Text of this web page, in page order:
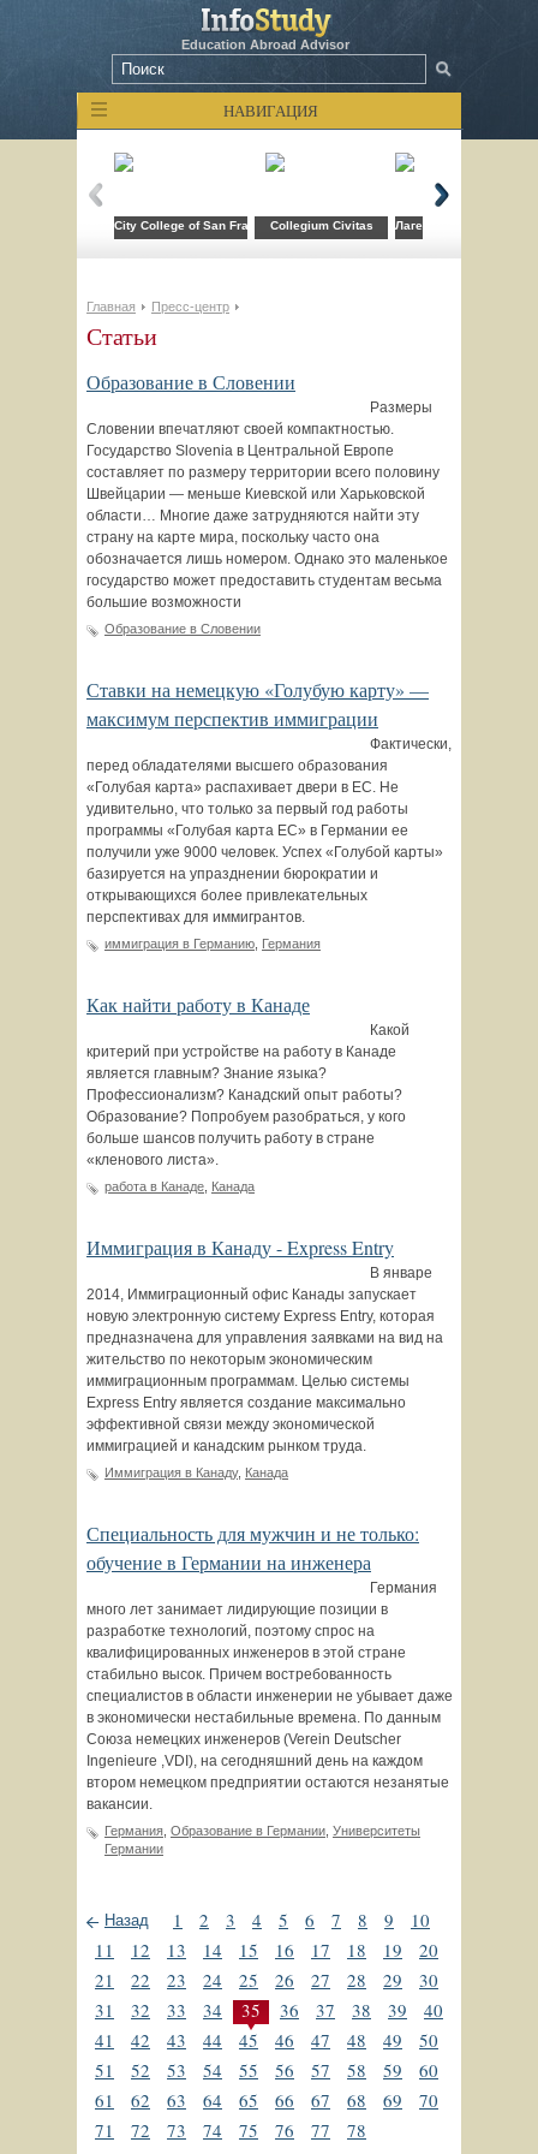
Education Abroad Advisor
НАВИГАЦИЯ
City College of San FranciscoCollegium Civitas Лагерь компьютерных
Главная Пресс-центр
Статьи
Образование в Словении
Размеры
Словении впечатляют своей компактностью.
Государство Slovenia в Центральной Европе
составляет по размеру территории всего половину
Швейцарии — меньше Киевской или Харьковской
области… Многие даже затрудняются найти эту
страну на карте мира, поскольку часто она
обозначается лишь номером. Однако это маленькое
государство может предоставить студентам весьма
большие возможности
Образование в Словении
Ставки на немецкую «Голубую карту» —
максимум перспектив иммиграции
Фактически,
перед обладателями высшего образования
«Голубая карта» распахивает двери в ЕС. Не
удивительно, что только за первый год работы
программы «Голубая карта ЕС» в Германии ее
получили уже 9000 человек. Успех «Голубой карты»
базируется на упразднении бюрократии и
открывающихся более привлекательных
перспективах для иммигрантов.
иммиграция в Германию Германия
Как найти работу в Канаде
Какой
критерий при устройстве на работу в Канаде
является главным? Знание языка?
Профессионализм? Канадский опыт работы?
Образование? Попробуем разобраться, у кого
больше шансов получить работу в стране
«кленового листа».
работа в Канаде Канада
Иммиграция в Канаду - Express Entry
В январе
2014, Иммиграционный офис Канады запускает
новую электронную систему Express Entry, которая
предназначена для управления заявками на вид на
жительство по некоторым экономическим
иммиграционным программам. Целью системы
Express Entry является создание максимально
эффективной связи между экономической
иммиграцией и канадским рынком труда.
Иммиграция в Канаду, Канада
Специальность для мужчин и не только:
обучение в Германии на инженера
Германия
много лет занимает лидирующие позиции в
разработке технологий, поэтому спрос на
квалифицированных инженеров в этой стране
стабильно высок. Причем востребованность
специалистов в области инженерии не убывает даже
в экономически нестабильные времена. По данным
Союза немецких инженеров (Verein Deutscher
Ingenieure ,VDI), на сегодняшний день на каждом
втором немецком предприятии остаются незанятые
вакансии.
Германия Образование в Германии Университеты
Германии
Назад 1 2 3 4 5 6 7 8 9
10
11
12 13 14 15 16 17 18 19
20
21
22 23 24 25 26 27 28 29
30
31
32 33 34 35 36 37 38 39
40
41
42 43 44 45 46 47 48 49
50
51
52 53 54 55 56 57 58 59
60
61
62 63 64 65 66 67 68 69
70
71
72 73 74 75 76 77 78